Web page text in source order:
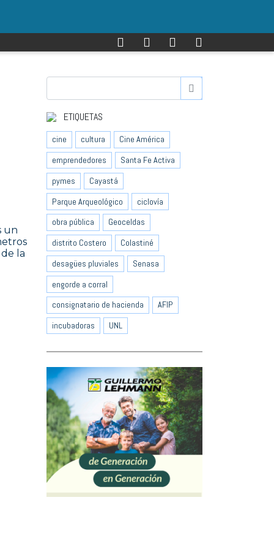
un
la
ETIQUETAS
cine cultura
Cine América
emprendedores
Santa Fe Activa
pymes
Cayastá
Parque Arqueológico
ciclovía
obra pública
Geoceldas
distrito Costero
Colastiné
desagües pluviales
Senasa
engorde a corral
consignatario de hacienda
AFIP
incubadoras
UNL